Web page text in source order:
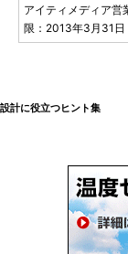
アイティメディア営
限：2013年3月31日
設計に役立つヒント集